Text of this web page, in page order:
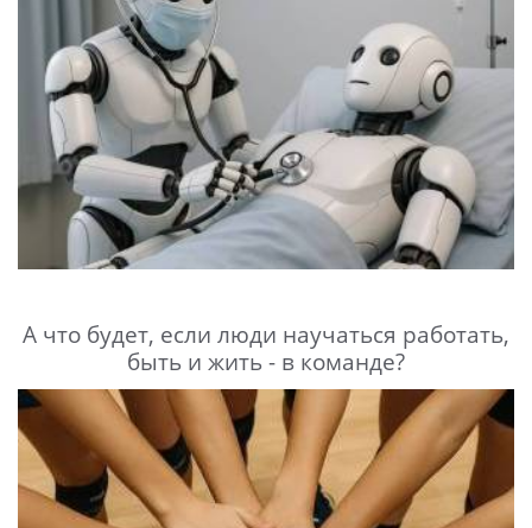
А что будет, если люди научаться работать,
быть и жить - в команде?